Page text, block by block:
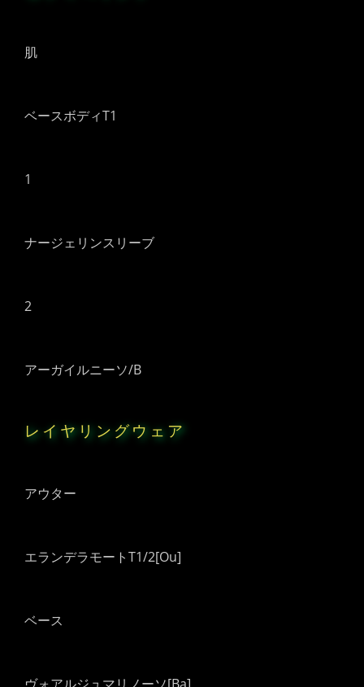
肌
ベースボディT1
1
ナージェリンスリーブ
2
アーガイルニーソ/B
レイヤリングウェア
アウター
エランデラモートT1/2[Ou]
ベース